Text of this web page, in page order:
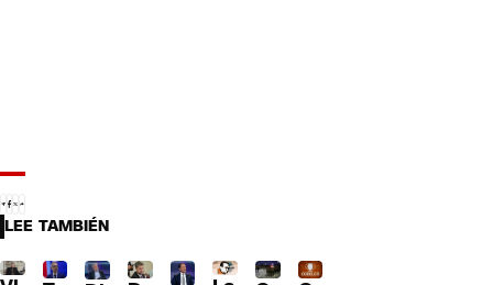
LEE TAMBIÉN